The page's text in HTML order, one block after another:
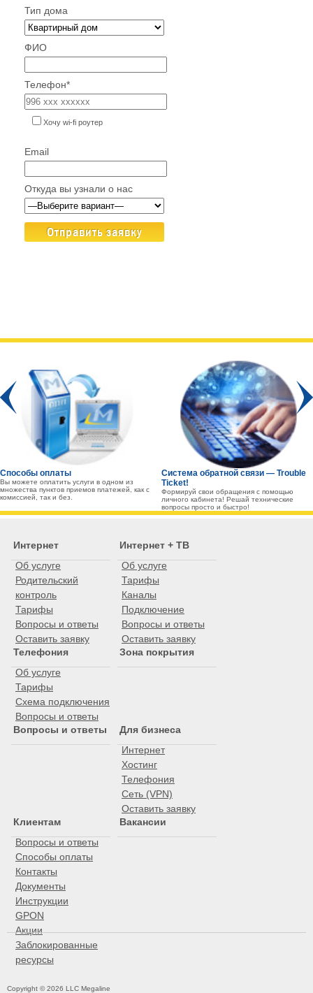
Тип дома
ФИО
Телефон*
Хочу wi-fi роутер
Email
Откуда вы узнали о нас
Способы оплаты
Вы можете оплатить услуги в одном из
множества пунктов приемов платежей, как с
комиссией, так и без.
Система обратной связи — Trouble
Ticket!
Формируй свои обращения с помощью
личного кабинета! Решай технические
вопросы просто и быстро!
Интернет
Об услуге
Родительский
контроль
Тарифы
Вопросы и ответы
Оставить заявку
Интернет + ТВ
Об услуге
Тарифы
Каналы
Подключение
Вопросы и ответы
Оставить заявку
Телефония
Об услуге
Тарифы
Схема подключения
Вопросы и ответы
Зона покрытия
Вопросы и ответы
Для бизнеса
Интернет
Хостинг
Телефония
Сеть (VPN)
Оставить заявку
Клиентам
Вопросы и ответы
Способы оплаты
Контакты
Документы
Инструкции
GPON
Акции
Заблокированные
ресурсы
Вакансии
Copyright © 2026 LLC Megaline